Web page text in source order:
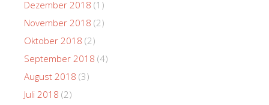
Dezember 2018 (1)
November 2018 (2)
Oktober 2018 (2)
September 2018 (4)
August 2018 (3)
Juli 2018 (2)